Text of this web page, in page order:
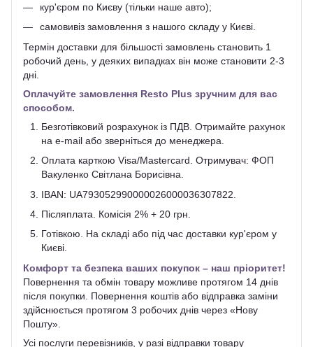
кур'єром по Києву (тільки наше авто);
самовивіз замовлення з нашого складу у Києві.
Термін доставки для більшості замовлень становить 1
робочий день, у деяких випадках він може становити 2-3
дні.
Оплачуйте замовлення Resto Plus зручним для вас
способом.
Безготівковий розрахунок із ПДВ. Отримайте рахунок
на e-mail або зверніться до менеджера.
Оплата карткою Visa/Mastercard. Отримувач: ФОП
Вакуленко Світлана Борисівна.
IBAN: UA793052990000026000036307822.
Післяплата. Комісія 2% + 20 грн.
Готівкою. На складі або під час доставки кур'єром у
Києві.
Комфорт та безпека ваших покупок – наш пріоритет!
Повернення та обмін товару можливе протягом 14 днів
після покупки. Повернення коштів або відправка заміни
здійснюється протягом 3 робочих днів через «Нову
Пошту».
Усі послуги перевізників, у разі відправки товару